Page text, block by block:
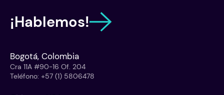
¡Hablemos!
Bogotá, Colombia
Cra 11A #90-16 Of. 204
Teléfono: +57 (1) 5806478